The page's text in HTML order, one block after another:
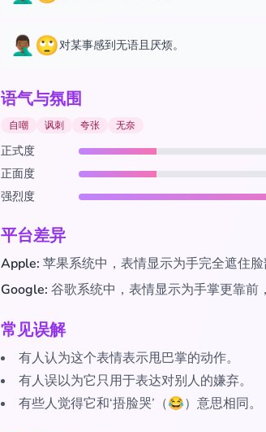
🤦🏾‍♂️🙄对某事感到无语且厌烦。
语气与氛围
自嘲 讽刺 夸张 无奈
正式度
正面度
强烈度
平台差异
Apple: 苹果系统中，表情显示为手完全遮住脸
Google: 谷歌系统中，表情显示为手掌更靠前
常见误解
有人认为这个表情表示甩巴掌的动作。
有人误以为它只用于表达对别人的嫌弃。
有些人觉得它和‘捂脸哭’（😂）意思相同。